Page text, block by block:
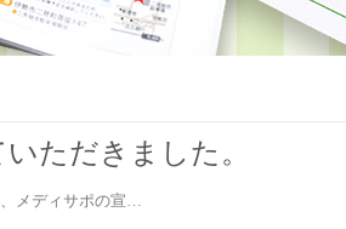
ただきました。
メディサポの宣…